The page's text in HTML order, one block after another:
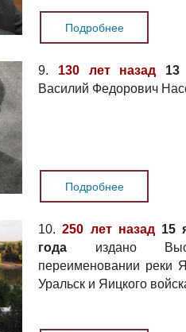
Подробнее
9. 130 лет назад 13
Василий Федорович
Подробнее
10.250 лет назад15
года издано
переименовании реки
Уральск и Яицкого